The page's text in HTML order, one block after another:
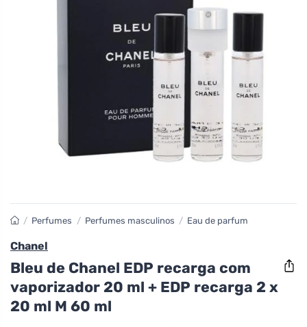
/ Perfumes / Perfumes masculinos / Eau de parfum
Chanel
Bleu de Chanel EDP recarga com
vaporizador 20 ml + EDP recarga 2 x
20 ml M 60 ml